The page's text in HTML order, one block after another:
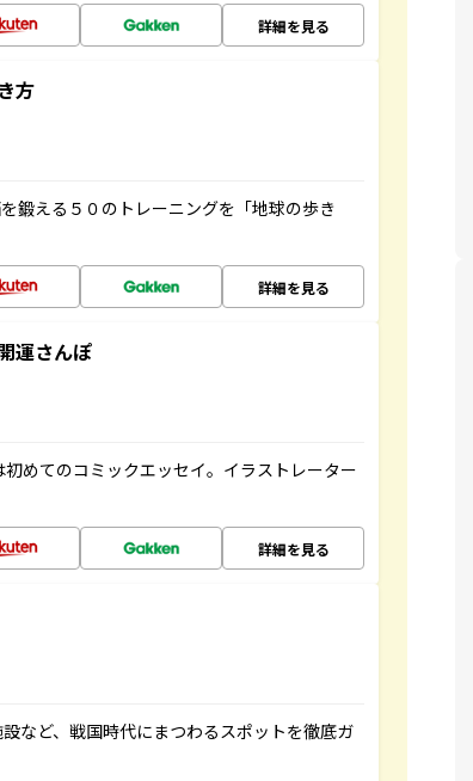
詳細を見る
方
鍛える５０のトレーニングを「地球の歩き
詳細を見る
運さんぽ
めてのコミックエッセイ。イラストレーター
詳細を見る
など、戦国時代にまつわるスポットを徹底ガ